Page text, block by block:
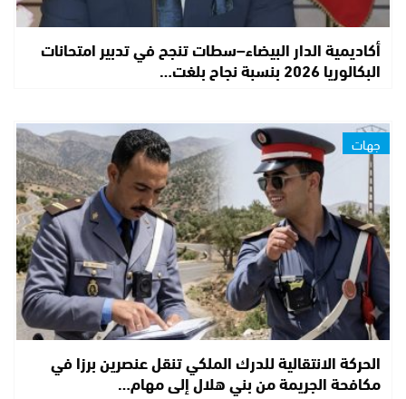
أكاديمية الدار البيضاء–سطات تنجح في تدبير امتحانات
البكالوريا 2026 بنسبة نجاح بلغت…
جهات
الحركة الانتقالية للدرك الملكي تنقل عنصرين برزا في
مكافحة الجريمة من بني هلال إلى مهام…